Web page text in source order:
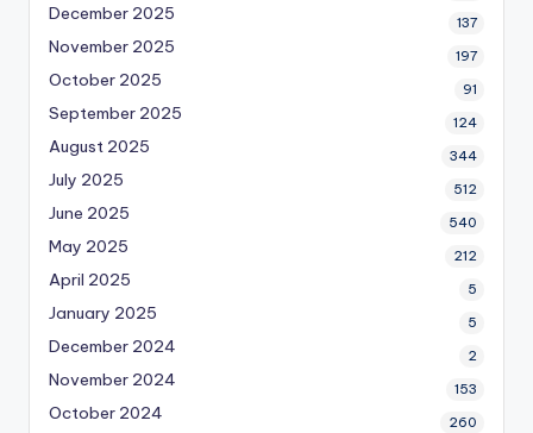
December 2025 137
November 2025 197
October 2025 91
September 2025 124
August 2025 344
July 2025 512
June 2025 540
May 2025 212
April 2025 5
January 2025 5
December 2024 2
November 2024 153
October 2024 260